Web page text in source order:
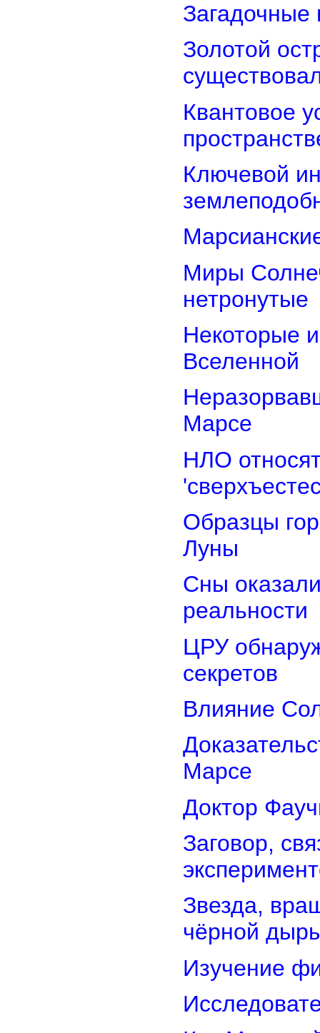
Загадочные
Золотой
Квантовое
Ключевой
Миры
нетронутые
Некоторые
Вселенной
Марсе
НЛО
Образцы
Луны
Сны
реальности
ЦРУ
секретов
Влияние
Марсе
Доктор
Заговор,
Звезда,
чёрной
Изучение